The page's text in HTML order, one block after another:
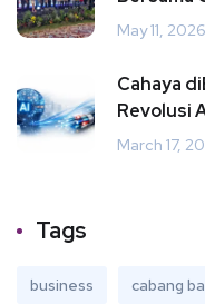
May 11, 2026
Cahaya
Revolusi
March 17,
Tags
business cabang